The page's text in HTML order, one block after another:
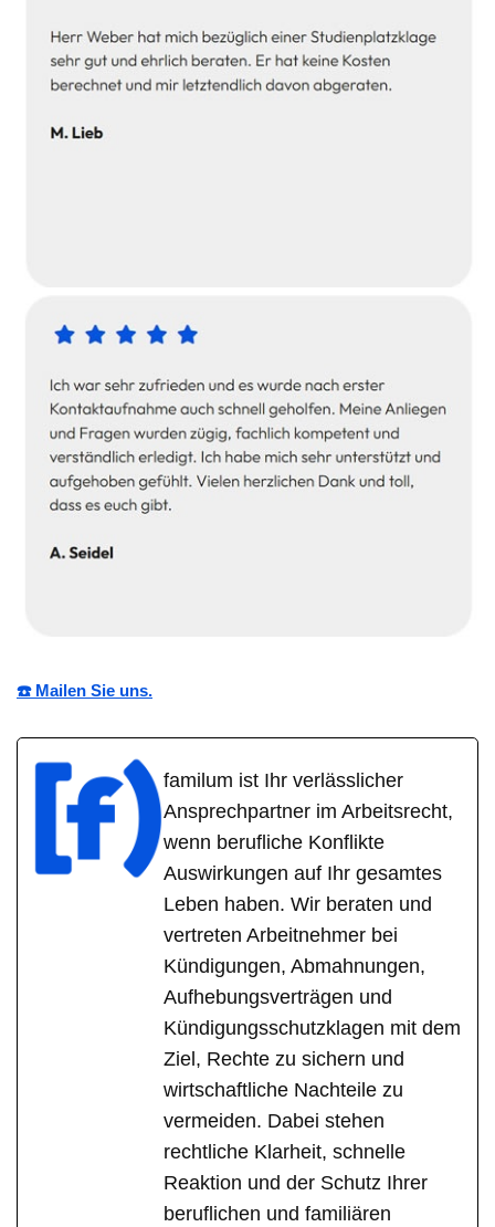
☎️ Mailen Sie uns.
familum ist Ihr verlässlicher
Ansprechpartner im Arbeitsrecht,
wenn berufliche Konflikte
Auswirkungen auf Ihr gesamtes
Leben haben. Wir beraten und
vertreten Arbeitnehmer bei
Kündigungen, Abmahnungen,
Aufhebungsverträgen und
Kündigungsschutzklagen mit dem
Ziel, Rechte zu sichern und
wirtschaftliche Nachteile zu
vermeiden. Dabei stehen
rechtliche Klarheit, schnelle
Reaktion und der Schutz Ihrer
beruflichen und familiären